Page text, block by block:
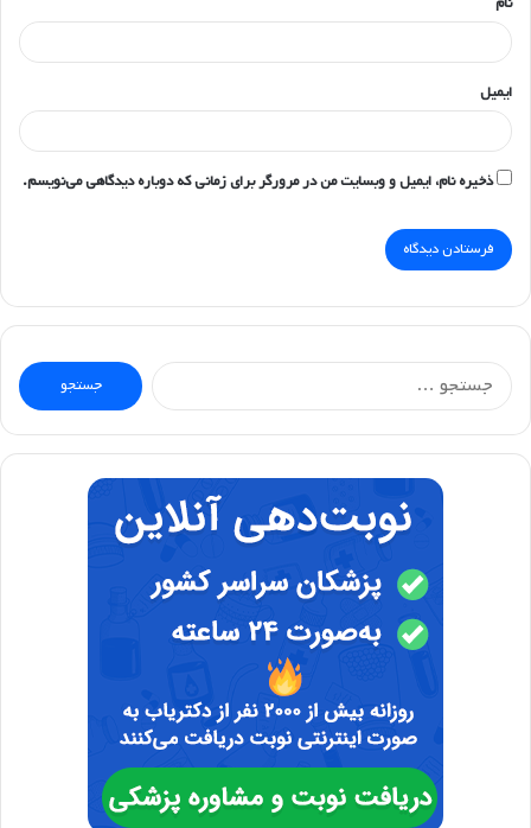
ایمیل
ذخیره نام، ایمیل و وبسایت من در مرورگر برای زمانی که دوباره دیدگاهی می‌نویسم.
جستجو
برای: